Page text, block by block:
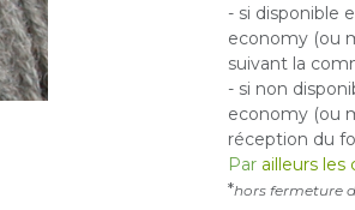
- si disponible
economy (ou
suivant la
- si non
economy (ou
réception du
Par ailleurs
*hors fermeture